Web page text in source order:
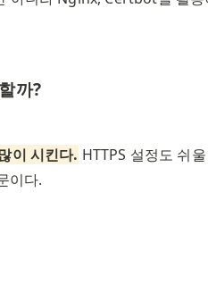
까?
이 시킨다. HTTPS 설정도 쉬
이다.